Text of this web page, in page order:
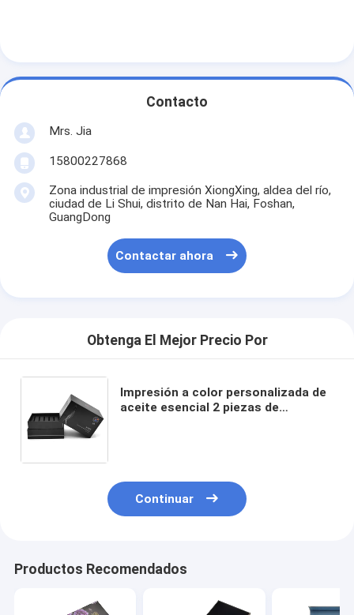
Contacto
Mrs. Jia
15800227868
Zona industrial de impresión XiongXing, aldea del río,
ciudad de Li Shui, distrito de Nan Hai, Foshan,
GuangDong
Contactar ahora
Obtenga El Mejor Precio Por
Impresión a color personalizada de
aceite esencial 2 piezas de
Continuar
Productos Recomendados